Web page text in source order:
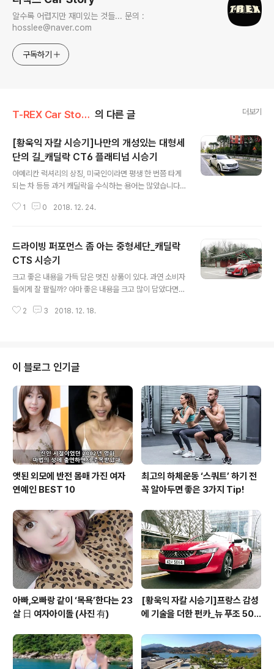
알수록 어렵지만 재미있는 것들... 문의 :
hosslee@naver.com
구독하기
T-REX Car Story/Car 시승기 의 다른 글 더보기
[황욱익 자칼 시승기]나만의 개성있는 대형세
단의 길_캐딜락 CT6 플래티넘 시승기
아메리칸 럭셔리의 상징, 미국인이라면 평생 한 번쯤 타게
되는 차 등등 과거 캐딜락을 수식하는 용어는 많았습니다.
려 보니 캐딜락은 그런 흐름을 제대로 타지 못하는 메이커
니었습니다. 유럽에 벤츠가 있고 미국에는 단연 캐딜락과
링컨이 있었습니다. 물론 과거의 얘기지만요. 아주 오랜만
에 캐딜락을 만났습니다. 예전 같았으면 저 같은 서민은 꿈
도 못 꿀 차였죠. 잡지사 시절 캐딜락 시승차를 집에 가지고
가면 아부지가 참 좋아하셨습니다. 아무래도 나이가 좀 있
는 분들에게 캐딜락 자동차 이상의 의미를 지니고 있으니
1 0 2018. 12. 24.
드라이빙 퍼포먼스 좀 아는 중형세단_캐딜락
CTS 시승기
크고 좋은 내용을 가득 담은 멋진 상품이 있다. 과연 소비자
들에게 잘 팔릴까? 아마 좋은 내용을 크고 많이 담았다면
은 내용을 많이 담았다고 해도 부담스러워 할 수 있다. 그래
했지만, 지금은 브랜드 아이덴티티가 담겨있는 모델 중 합
리적인 가격대의 중형 모델들이 사랑을 받고 있다. 국내 자
동차시장 판매비중만 봐도 중형크기의 모델들이 많이 팔리
고 있는 이유이다.캐딜락 브랜드의 이미지하면 가장 먼저
디자인과 여유있는 공간, 퍼포먼스를 이야기한다. 그래서
캐딜락하면 가장 먼저 떠오르는 모델..
2 3 2018. 12. 18.
이 블로그 인기글
앳된 외모에 반전 몸매 가진 여자
연예인 BEST 10
최고의 하체운동 ‘스쿼트’ 하기 전
꼭 알아두면 좋은 3가지 Tip!
아빠,오빠랑 같이 ‘목욕’한다는 23
살 日 여자아이돌 (사진 有)
[황욱익 자칼 시승기]프랑스 감성
에 기술을 더한 펀카_뉴 푸조 508